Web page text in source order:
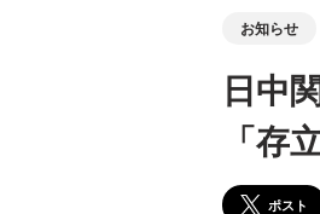
お知らせ
日中
「存
ポスト